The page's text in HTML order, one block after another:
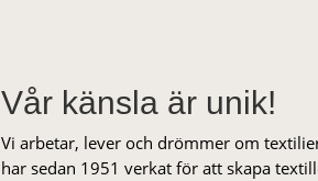
Vår känsla är unik!
Vi arbetar, lever och drömmer om
har sedan 1951 verkat för att skapa